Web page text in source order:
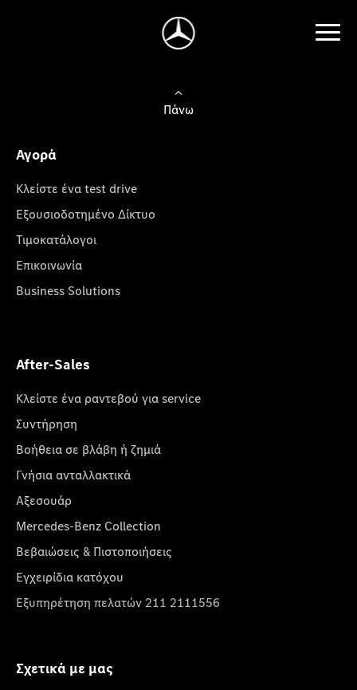
Πάνω
Αγορά
Κλείστε ένα test drive
Εξουσιοδοτημένο Δίκτυο
Τιμοκατάλογοι
Επικοινωνία
Business Solutions
After-Sales
Κλείστε ένα ραντεβού για service
Συντήρηση
Βοήθεια σε βλάβη ή ζημιά
Γνήσια ανταλλακτικά
Αξεσουάρ
Mercedes-Benz Collection
Βεβαιώσεις & Πιστοποιήσεις
Εγχειρίδια κατόχου
Εξυπηρέτηση πελατών 211 2111556
Σχετικά με μας